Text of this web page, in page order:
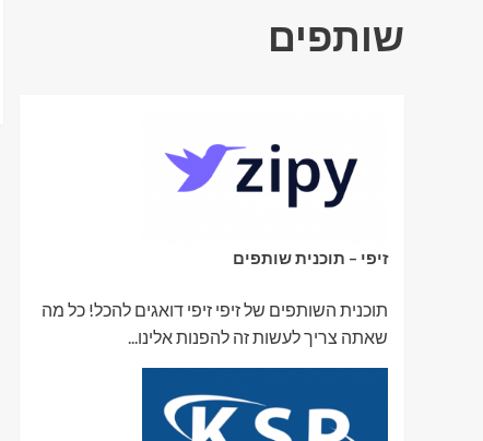
שותפים
זיפי – תוכנית שותפים
תוכנית השותפים של זיפי זיפי דואגים להכל! כל מה
שאתה צריך לעשות זה להפנות אלינו...